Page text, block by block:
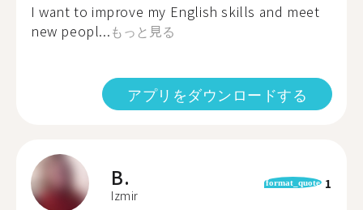
I want to improve my English skills and meet
new peopl...もっと見る
アプリをダウンロードする
B.
Izmir
format_quote 1